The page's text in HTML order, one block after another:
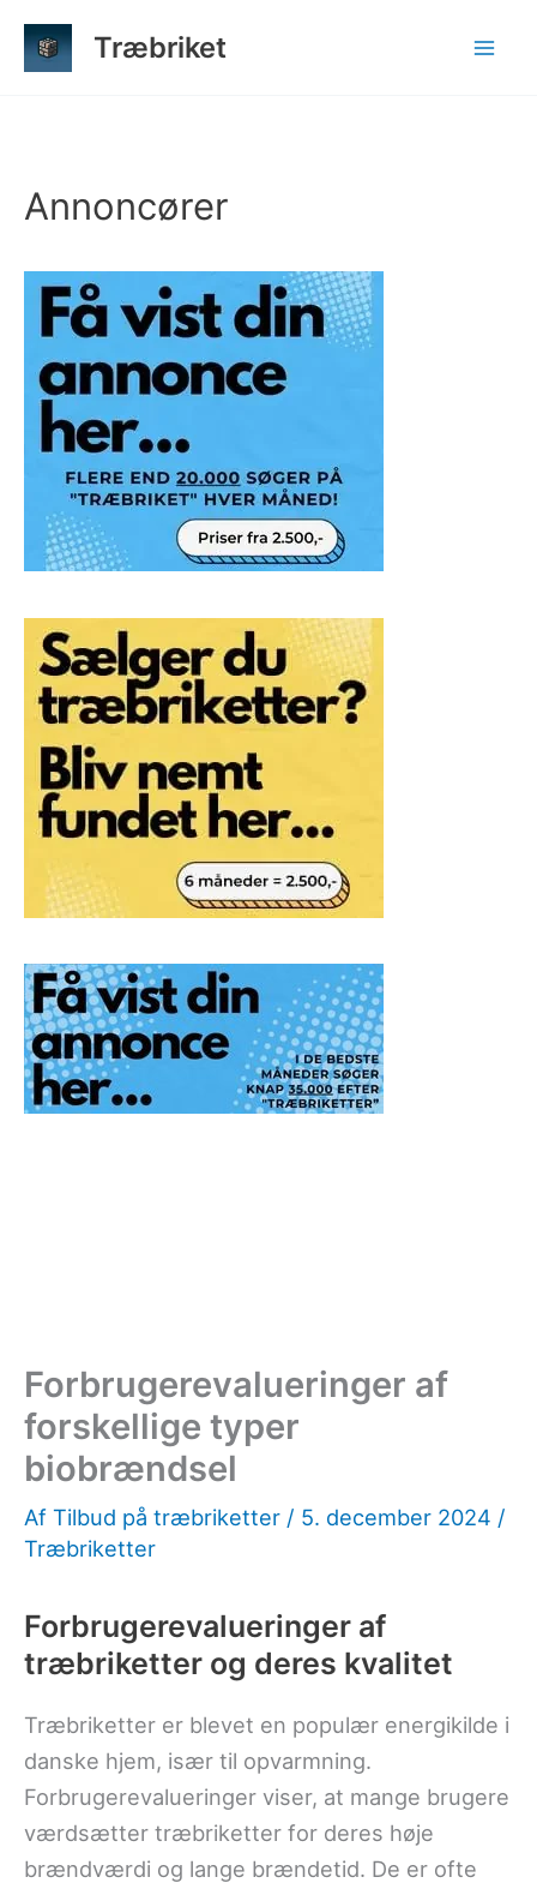
Træbriket
Annoncører
Forbrugerevalueringer af
forskellige typer
biobrændsel
Af Tilbud på træbriketter / 5. december 2024 /
Træbriketter
Forbrugerevalueringer af
træbriketter og deres kvalitet
Træbriketter er blevet en populær energikilde i
danske hjem, især til opvarmning.
Forbrugerevalueringer viser, at mange brugere
værdsætter træbriketter for deres høje
brændværdi og lange brændetid. De er ofte